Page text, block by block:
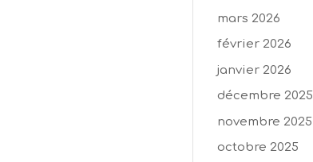
mars 2026
février 2026
janvier 2026
décembre 2025
novembre 2025
octobre 2025